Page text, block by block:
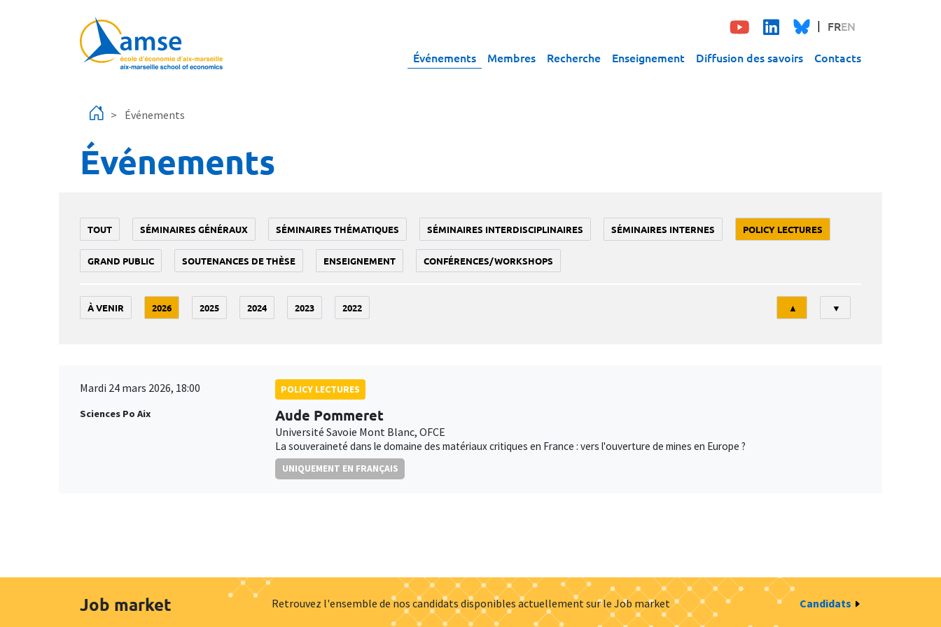
FREN
Événements Membres Recherche Enseignement Diffusion des savoirs Contacts
Événements
Événements
TOUT SÉMINAIRES GÉNÉRAUX SÉMINAIRES THÉMATIQUES SÉMINAIRES INTERDISCIPLINAIRES SÉMINAIRES INTERNES POLICY LECTURES
GRAND PUBLIC SOUTENANCES DE THÈSE ENSEIGNEMENT CONFÉRENCES/WORKSHOPS
À VENIR 2026 2025 2024 2023 2022
Tri
▲ ▼
Mardi 24 mars 2026, 18:00
Sciences Po Aix
POLICY LECTURES
Aude Pommeret
Université Savoie Mont Blanc, OFCE
La souveraineté dans le domaine des matériaux critiques en France : vers l'ouverture de mines en Europe ?
UNIQUEMENT EN FRANÇAIS
Job market Retrouvez l'ensemble de nos candidats disponibles actuellement sur le Job market Candidats